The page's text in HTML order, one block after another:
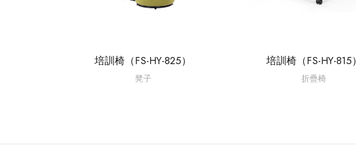
培訓椅（FS-HY-825）
凳子
培訓椅（FS-HY-815）
折疊椅